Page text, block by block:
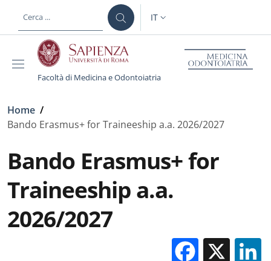
al contenuto principale
SELETTORE LINGUA:
IT
Facoltà di Medicina e Odontoiatria
Briciole di pane
Home /
Bando Erasmus+ for Traineeship a.a. 2026/2027
Bando Erasmus+ for
Traineeship a.a.
2026/2027
X